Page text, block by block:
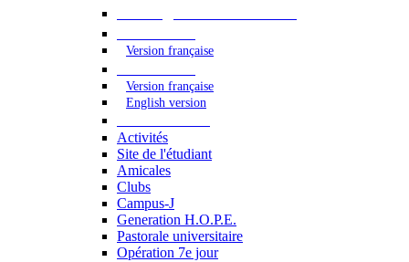
Version française
Version française
English version
Activités
Site de l'étudiant
Amicales
Clubs
Campus-J
Generation H.O.P.E.
Pastorale universitaire
Opération 7e jour